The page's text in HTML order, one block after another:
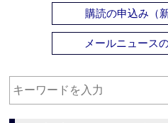
購読の申込み（
メールニュース